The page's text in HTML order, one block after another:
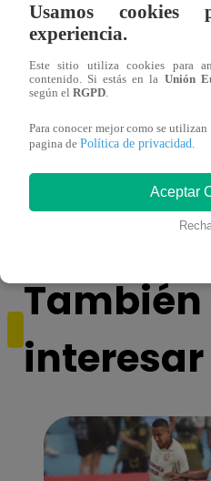
¿Por qué Nelly Rossinelli se
También
interesar
Usamos
experiencia.
Este sitio utiliza cookies para
contenido. Si estás en la Unión
según el RGPD.
Para conocer mejor como se
pagina de Política de privacidad.
Aceptar